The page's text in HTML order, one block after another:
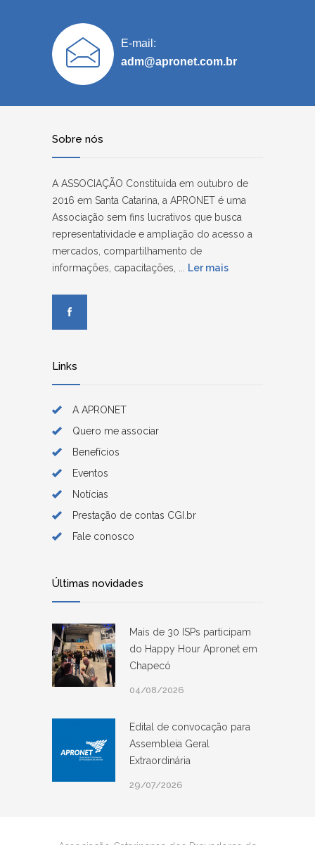
E-mail:
adm@apronet.com.br
Sobre nós
A ASSOCIAÇÃO Constituída em outubro de
2016 em Santa Catarina, a APRONET é uma
Associação sem fins lucrativos que busca
representatividade e ampliação do acesso a
mercados, compartilhamento de
informações, capacitações, ...
Ler mais
Links
A APRONET
Quero me associar
Benefícios
Eventos
Notícias
Prestação de contas CGI.br
Fale conosco
Últimas novidades
Mais de 30 ISPs participam
do Happy Hour Apronet em
Chapecó
04/08/2026
Edital de convocação para
Assembleia Geral
Extraordinária
29/07/2026